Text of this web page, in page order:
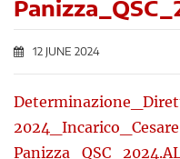
12 JUNE 2024